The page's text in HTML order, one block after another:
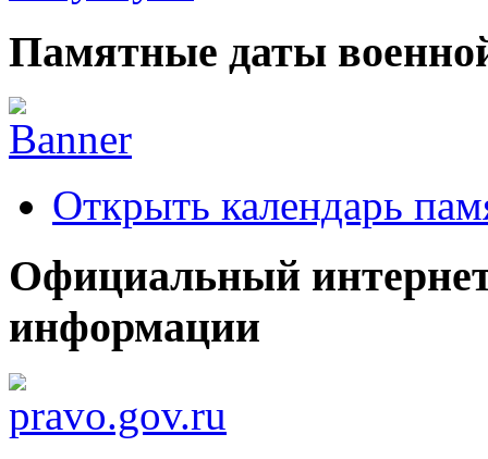
Памятные даты
Открыть календарь
Официальный
информации